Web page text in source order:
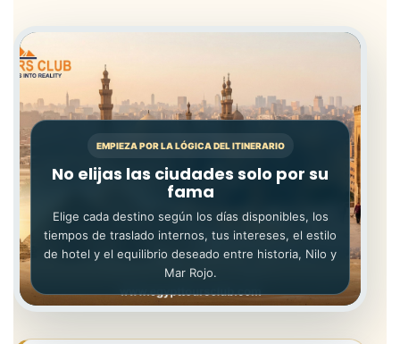
EMPIEZA POR LA LÓGICA DEL ITINERARIO
No elijas las ciudades solo por su
fama
Elige cada destino según los días disponibles, los
tiempos de traslado internos, tus intereses, el estilo
de hotel y el equilibrio deseado entre historia, Nilo y
Mar Rojo.